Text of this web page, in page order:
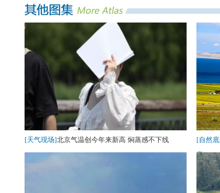
[天气现场]北京气温创今年来新高 焖蒸感不下线
[自然
卷